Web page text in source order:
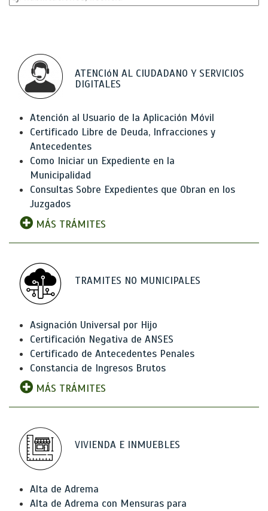
ATENCIóN AL CIUDADANO Y SERVICIOS
DIGITALES
Atención al Usuario de la Aplicación Móvil
Certificado Libre de Deuda, Infracciones y
Antecedentes
Como Iniciar un Expediente en la
Municipalidad
Consultas Sobre Expedientes que Obran en los
Juzgados
MÁS TRÁMITES
TRAMITES NO MUNICIPALES
Asignación Universal por Hijo
Certificación Negativa de ANSES
Certificado de Antecedentes Penales
Constancia de Ingresos Brutos
MÁS TRÁMITES
VIVIENDA E INMUEBLES
Alta de Adrema
Alta de Adrema con Mensuras para